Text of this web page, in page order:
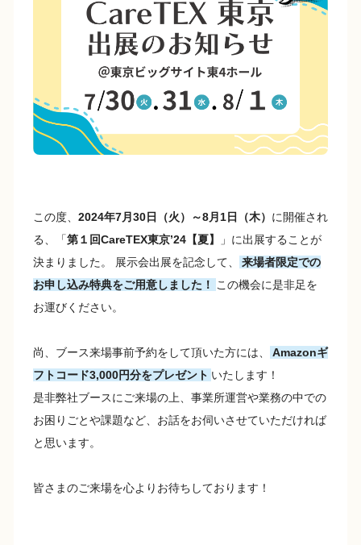
b
o
o
k
この度、 2024年7月30日（火）～8月1日（木） に開催され
る、「第１回CareTEX東京’24【夏】
」に出展することが
決まりました。 展示会出展を記念して、
来場者限定での
お申し込み特典をご用意しました！ この機会に是非足を
お運びください。
尚、ブース来場事前予約をして頂いた方には、
Amazonギ
フトコード3,000円分をプレゼント いたします！
是非弊社ブースにご来場の上、事業所運営や業務の中での
お困りごとや課題など、お話をお伺いさせていただければ
と思います。
皆さまのご来場を心よりお待ちしております！